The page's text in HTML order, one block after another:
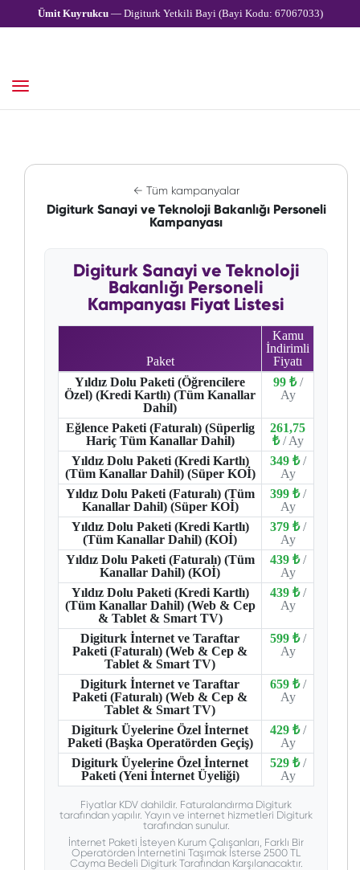
Ümit Kuyrukcu— Digiturk Yetkili Bayi (Bayi Kodu: 67067033)
← Tüm kampanyalar
Digiturk Sanayi ve Teknoloji Bakanlığı Personeli
Kampanyası
Digiturk Sanayi ve Teknoloji
Bakanlığı Personeli
Kampanyası Fiyat Listesi
Paket
Kamu
İndirimli
Fiyatı
Yıldız Dolu Paketi (Öğrencilere
Özel) (Kredi Kartlı) (Tüm Kanallar
Dahil)
99 ₺ /
Ay
Eğlence Paketi (Faturalı) (Süperlig
Hariç Tüm Kanallar Dahil)
261,75
₺ / Ay
Yıldız Dolu Paketi (Kredi Kartlı)
(Tüm Kanallar Dahil) (Süper KOİ)
349 ₺ /
Ay
Yıldız Dolu Paketi (Faturalı) (Tüm
Kanallar Dahil) (Süper KOİ)
399 ₺ /
Ay
Yıldız Dolu Paketi (Kredi Kartlı)
(Tüm Kanallar Dahil) (KOİ)
379 ₺ /
Ay
Yıldız Dolu Paketi (Faturalı) (Tüm
Kanallar Dahil) (KOİ)
439 ₺ /
Ay
Yıldız Dolu Paketi (Kredi Kartlı)
(Tüm Kanallar Dahil) (Web & Cep
& Tablet & Smart TV)
439 ₺ /
Ay
Digiturk İnternet ve Taraftar
Paketi (Faturalı) (Web & Cep &
Tablet & Smart TV)
599 ₺ /
Ay
Digiturk İnternet ve Taraftar
Paketi (Faturalı) (Web & Cep &
Tablet & Smart TV)
659 ₺ /
Ay
Digiturk Üyelerine Özel İnternet
Paketi (Başka Operatörden Geçiş)
429 ₺ /
Ay
Digiturk Üyelerine Özel İnternet
Paketi (Yeni İnternet Üyeliği)
529 ₺ /
Ay
Fiyatlar KDV dahildir. Faturalandırma Digiturk
tarafından yapılır. Yayın ve internet hizmetleri Digiturk
tarafından sunulur.
İnternet Paketi İsteyen Kurum Çalışanları, Farklı Bir
Operatörden İnternetini Taşımak İsterse 2500 TL
Cayma Bedeli Digiturk Tarafından Karşılanacaktır.